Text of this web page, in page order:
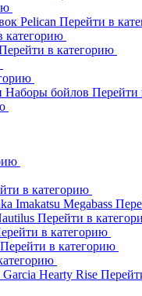
Pelican Перейти в
категорию
в категорию
Наборы бойлов Перейти
в категорию
Imakatsu Megabass
Перейти в
в категорию
Перейти в категорию
Hearty Rise